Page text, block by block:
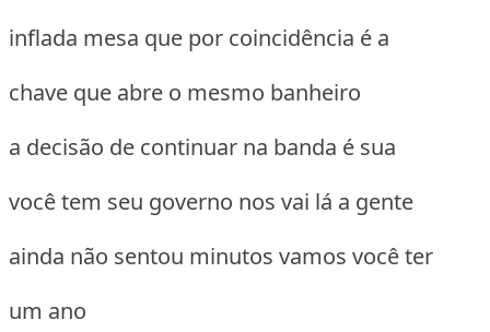
inflada mesa que por coincidência é a
chave que abre o mesmo banheiro
a decisão de continuar na banda é sua
você tem seu governo nos vai lá a gente
ainda não sentou minutos vamos você ter
um ano